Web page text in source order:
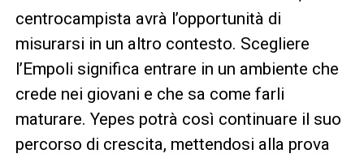
centrocampista avrà l’opportunità di
misurarsi in un altro contesto. Scegliere
l’Empoli significa entrare in un ambiente che
crede nei giovani e che sa come farli
maturare. Yepes potrà così continuare il suo
percorso di crescita, mettendosi alla prova